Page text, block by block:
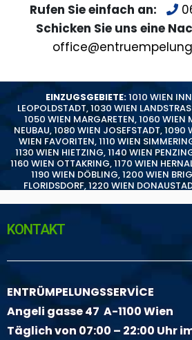
Rufen Sie einfach an:
Schicken Sie uns eine
EINZUGSGEBIETE:1010 WIEN
LEOPOLDSTADT,1030 WIEN
1050 WIEN MARGARETEN,1060 WIEN
NEUBAU,1080 WIEN JOSEFSTADT,1090
WIEN FAVORITEN,1110 WIEN
1130 WIEN HIETZING,1140 WIEN
1160 WIEN OTTAKRING,1170 WIEN
1190 WIEN DÖBLING,1200 WIEN
FLORIDSDORF,1220 WIEN
KONTAKT
ENTRÜMPELUNGSSERVİCE
Angeli gasse 47 A-1100 Wien
Täglich von 07:00 – 22:00 Uhr